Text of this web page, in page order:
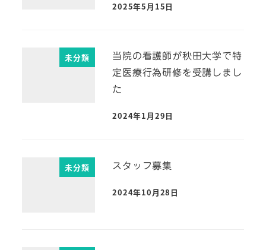
2025年5月15日
未分類
当院の看護師が秋田大学で特
定医療行為研修を受講しまし
た
2024年1月29日
未分類 スタッフ募集
2024年10月28日